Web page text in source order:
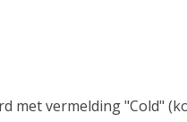
met vermelding "Cold"